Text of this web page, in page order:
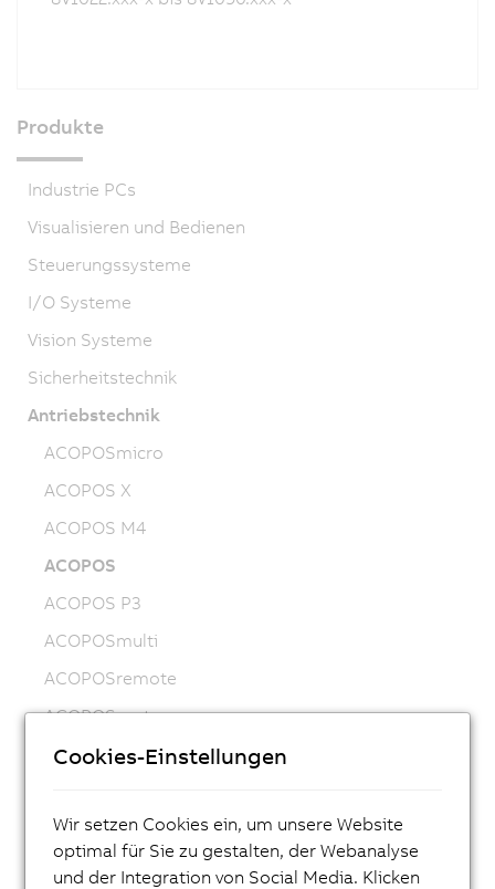
Produkte
Industrie PCs
Visualisieren und Bedienen
Steuerungssysteme
I/O Systeme
Vision Systeme
Sicherheitstechnik
Antriebstechnik
ACOPOSmicro
ACOPOS X
ACOPOS M4
ACOPOS
ACOPOS P3
ACOPOSmulti
ACOPOSremote
ACOPOSmotor
Frequenzumrichter (VFD)
Synchronmotoren 8MS-4
ACOPOSmotor Compact
Cookies-Einstellungen
Wir setzen Cookies ein, um unsere Website
optimal für Sie zu gestalten, der Webanalyse
und der Integration von Social Media. Klicken